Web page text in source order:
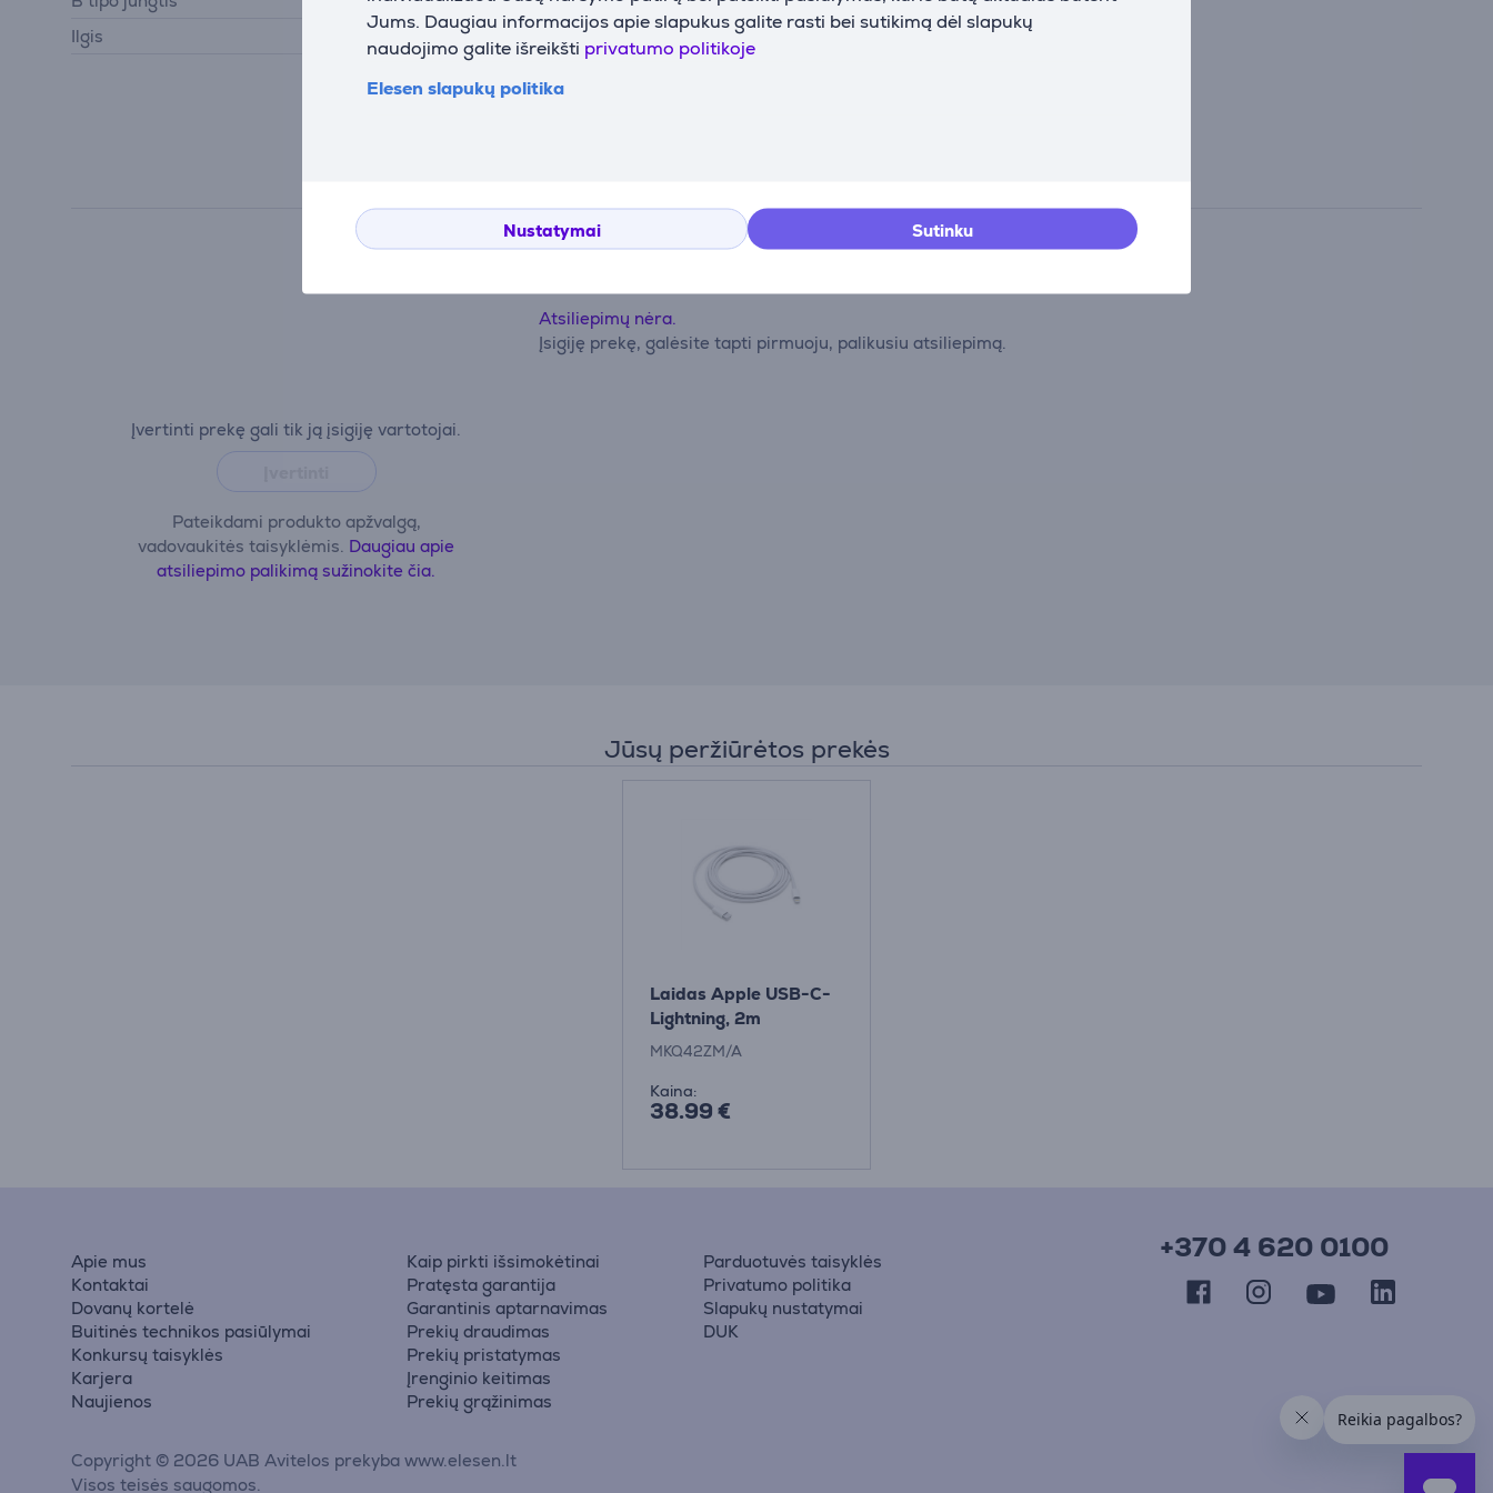
Jums. Daugiau informacijos apie slapukus galite rasti bei sutikimą dėl slapukų
naudojimo galite išreikšti privatumo politikoje
Elesen slapukų politika
Nustatymai Sutinku
Ilgis
2 m
Įvertinti prekę gali tik ją įsigiję vartotojai.
Pateikdami produkto apžvalgą,
vadovaukitės taisyklėmis. Daugiau apie
atsiliepimo palikimą sužinokite čia.
Atsiliepimų nėra.
Įsigiję prekę, galėsite tapti pirmuoju, palikusiu atsiliepimą.
Jūsų peržiūrėtos prekės
Laidas Apple USB-C-
Lightning, 2m
MKQ42ZM/A
Kaina:
38.99 €
Apie mus
Kontaktai
Dovanų kortelė
Buitinės technikos pasiūlymai
Konkursų taisyklės
Karjera
Naujienos
Kaip pirkti išsimokėtinai
Pratęsta garantija
Garantinis aptarnavimas
Prekių draudimas
Prekių pristatymas
Įrenginio keitimas
Prekių grąžinimas
Parduotuvės taisyklės
Privatumo politika
Slapukų nustatymai
DUK
+370 4 620 0100
Copyright © 2026 UAB Avitelos prekyba www.elesen.lt
Visos teisės saugomos.